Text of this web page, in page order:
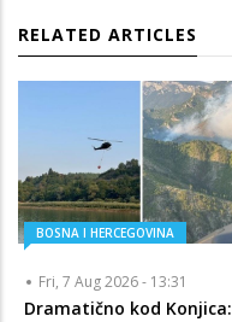
RELATED ARTICLES
BOSNA I HERCEGOVINA
Fri, 7 Aug 2026 - 13:31
Dramatično kod Konjica: